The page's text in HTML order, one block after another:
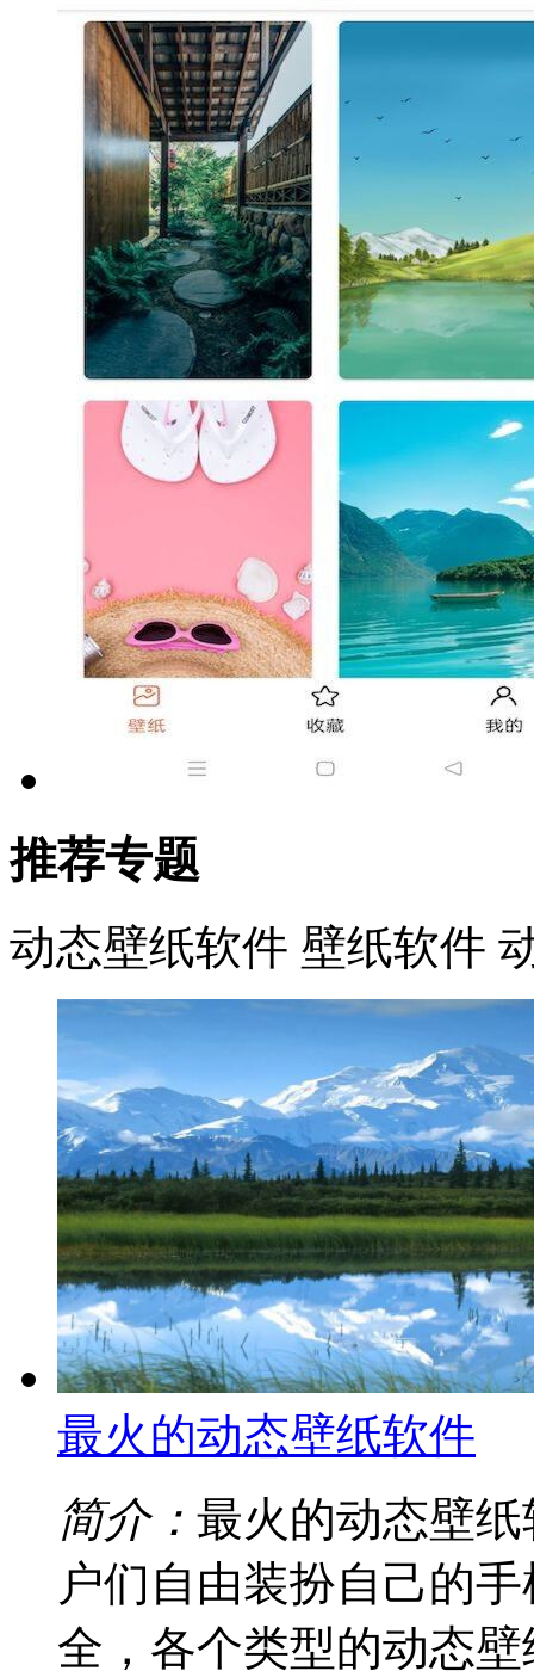
推荐专题
动态壁纸软件 壁纸软件
最火的动态壁纸软件
简介： 最火的动态壁
户们自由装扮自己的
全，各个类型的动态